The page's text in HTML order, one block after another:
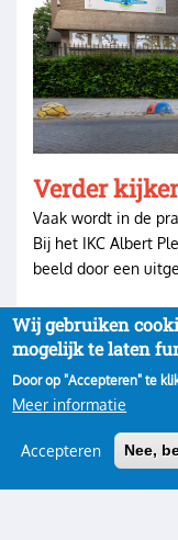
Verder
Vaak wordt in de
Bij het IKC Albert
beeld door een
Privacy Inloggen
Wij gebruiken
mogelijk te laten
Door op "Accepteren" te
Meer informatie
Accepteren Nee,